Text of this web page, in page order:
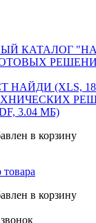
КАТАЛОГ
НАЙДИ (XLS,
3.04 МБ)
в корзину
в корзину